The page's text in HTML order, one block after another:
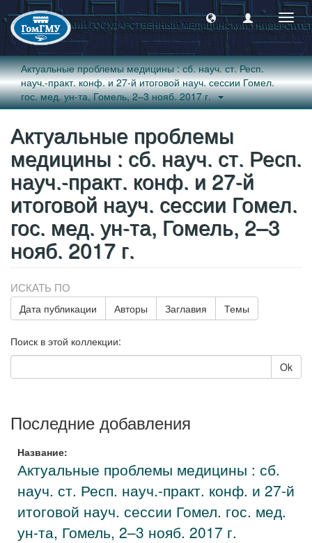
Актуальные проблемы медицины : сб. науч. ст. Респ.
науч.-практ. конф. и 27-й итоговой науч. сессии Гомел.
гос. мед. ун-та, Гомель, 2–3 нояб. 2017 г.
Актуальные проблемы
медицины : сб. науч. ст. Респ.
науч.-практ. конф. и 27-й
итоговой науч. сессии Гомел.
гос. мед. ун-та, Гомель, 2–3
нояб. 2017 г.
ИСКАТЬ ПО
Дата публикации Авторы Заглавия Темы
Поиск в этой коллекции:
Ok
Последние добавления
Название:
Актуальные проблемы медицины : сб.
науч. ст. Респ. науч.-практ. конф. и 27-й
итоговой науч. сессии Гомел. гос. мед.
ун-та, Гомель, 2–3 нояб. 2017 г.